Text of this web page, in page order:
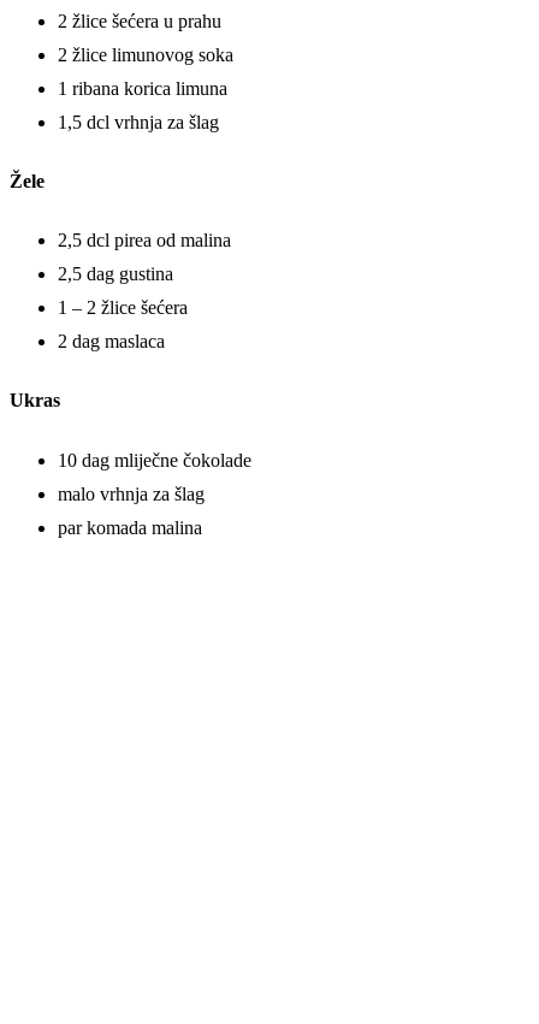
2 žlice šećera u prahu
2 žlice limunovog soka
1 ribana korica limuna
1,5 dcl vrhnja za šlag
Žele
2,5 dcl pirea od malina
2,5 dag gustina
1 – 2 žlice šećera
2 dag maslaca
Ukras
10 dag mliječne čokolade
malo vrhnja za šlag
par komada malina